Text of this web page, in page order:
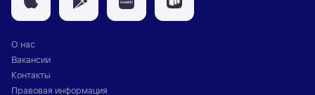
О нас
Вакансии
Контакты
Правовая информация